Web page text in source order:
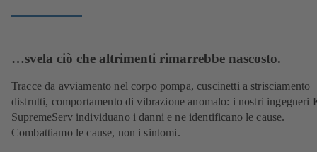
…svela ciò che altrimenti rimarrebbe nascosto.
Tracce da avviamento nel corpo pompa, cuscinetti a strisciamento
distrutti, comportamento di vibrazione anomalo: i nostri ingegneri
SupremeServ individuano i danni e ne identificano le cause.
Combattiamo le cause, non i sintomi.